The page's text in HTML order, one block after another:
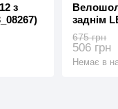
з
заднім
(3_08268)
675 грн
506 грн
Немає в